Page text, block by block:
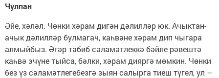
Чулпан
Әйе, хәләл. Чөнки хәрам дигән дәлилләр юк. Ачыктан-
ачык дәлилләр булмагач, каһвәне хәрам дип чыгара
алмыйбыз. Әгәр табиб сәламәтлеккә бәйле рәвештә
каһвә эчүне тыйса, бәлки, хәрам дияргә мөмкин. Чөнки
без үз сәламәтлегебезгә зыян салырга тиеш түгел, ул –